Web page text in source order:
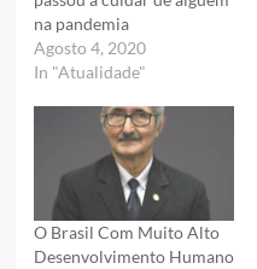
na pandemia
Agosto 4, 2020
In "Atualidade"
O Brasil Com Muito Alto
Desenvolvimento Humano